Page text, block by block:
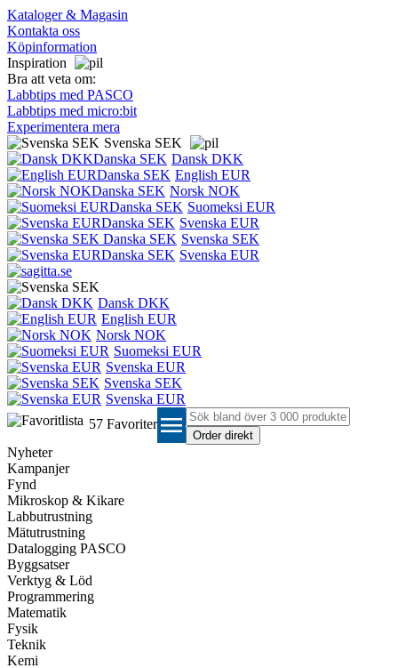
Kataloger & Magasin
Kontakta oss
Köpinformation
Inspiration
Bra att veta om:
Labbtips med PASCO
Labbtips med micro:bit
Experimentera mera
Svenska SEK
Dansk DKK
English EUR
Norsk NOK
Suomeksi EUR
Svenska EUR
Svenska SEK
Svenska EUR
Dansk DKK
English EUR
Norsk NOK
Suomeksi EUR
Svenska EUR
Svenska SEK
Svenska EUR
57 Favoriter menu
Nyheter
Kampanjer
Fynd
Mikroskop & Kikare
Labbutrustning
Mätutrustning
Datalogging PASCO
Byggsatser
Verktyg & Löd
Programmering
Matematik
Fysik
Teknik
Kemi